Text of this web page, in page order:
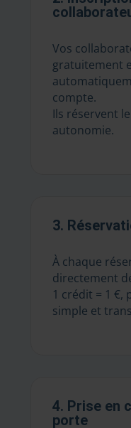
Vos
gratuitement
compte.
Ils réservent
autonomie.
3.
À chaque
directement
1 crédit = 1 €,
simple et
4. Prise en
porte